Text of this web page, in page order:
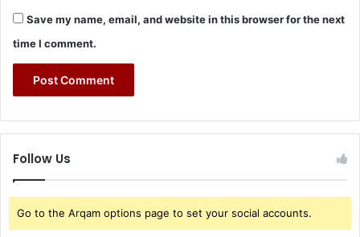
Save my name, email, and website in this browser for the next
time I comment.
Follow Us
Go to the Arqam options page to set your social accounts.